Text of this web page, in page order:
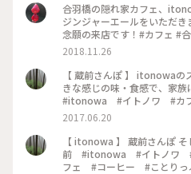
合羽橋の隠れ家カフェ、
ジンジャーエールをいただき
念願の来店です！#カフェ #
2018.11.26
【 蔵前さんぽ 】 itonowaの
きな感じの味・食感で、家
#itonowa #イトノワ #カ
おみやげ
2017.06.20
【 itonowa 】 蔵前さんぽ そして｢季節のロールケーキ｣🍒 #蔵
前 #itonowa #イトノワ #
フェ #コーヒー #ことりっ